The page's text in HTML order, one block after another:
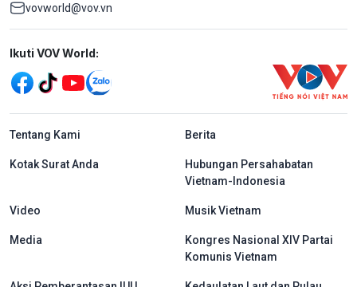
vovworld@vov.vn
Mạng xã hội
Ikuti VOV World:
menu footer tiếng Indo
Tentang Kami Berita
Kotak Surat Anda
Hubungan Persahabatan
Vietnam-Indonesia
Video Musik Vietnam
Media
Kongres Nasional XIV Partai
Komunis Vietnam